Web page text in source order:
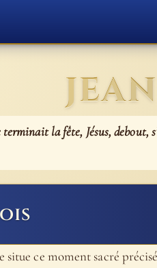
la fête, Jésus, debout,
situe ce moment sacré